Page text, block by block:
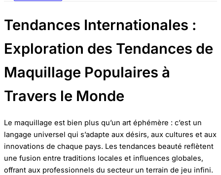
Tendances Internationales :
Exploration des Tendances de
Maquillage Populaires à
Travers le Monde
Le maquillage est bien plus qu’un art éphémère : c’est un
langage universel qui s’adapte aux désirs, aux cultures et aux
innovations de chaque pays. Les tendances beauté reflètent
une fusion entre traditions locales et influences globales,
offrant aux professionnels du secteur un terrain de jeu infini.